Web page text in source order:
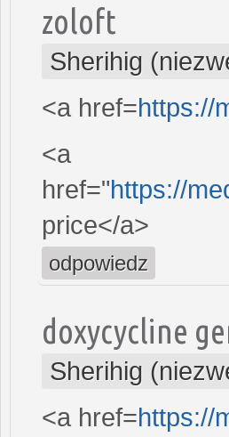
zoloft
Sherihig
<a href=https://
<a
href="https://
price</a>
odpowiedz
doxycycline
Sherihig
<a href=https://